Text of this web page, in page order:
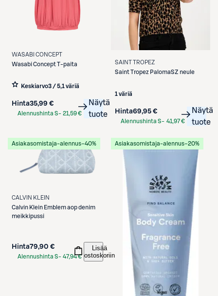
WASABI CONCEPT
Wasabi ConceptT-paita
Keskiarvo3 / 5,1 väriä
Hinta35,99 €
Alennushinta S- 21,59 €
Näytä
tuote
SAINT TROPEZ
Saint Tropez PalomaSZ neule
1 väriä
Hinta69,95 €
Alennushinta S- 41,97 €
Näytä
tuote
Asiakasomistaja-alennus−40%
CALVIN KLEIN
Calvin Klein Emblem aop denim
meikkipussi
Hinta79,90 €
Alennushinta S- 47,94 €
Lisää
ostoskoriin
Asiakasomistaja-alennus−20%